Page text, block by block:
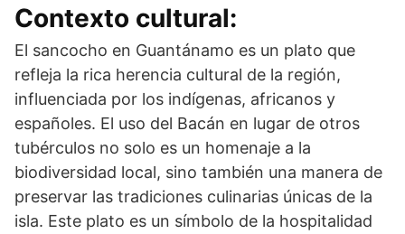
Contexto cultural:
El sancocho en Guantánamo es un plato que
refleja la rica herencia cultural de la región,
influenciada por los indígenas, africanos y
españoles. El uso del Bacán en lugar de otros
tubérculos no solo es un homenaje a la
biodiversidad local, sino también una manera de
preservar las tradiciones culinarias únicas de la
isla. Este plato es un símbolo de la hospitalidad